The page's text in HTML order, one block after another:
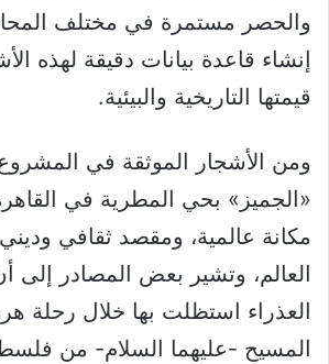
والحصر مستمرة في مختلف
إنشاء قاعدة بيانات دقيقة لهذه
قيمتها التاريخية والبيئية.
ومن الأشجار الموثقة في
«الجميز» بحي المطرية في
مكانة عالمية، ومقصد ثقافي
العالم، وتشير بعض المصادر إلى
العذراء استظلت بها خلال رحلة
المسيح -عليهما السلام- من